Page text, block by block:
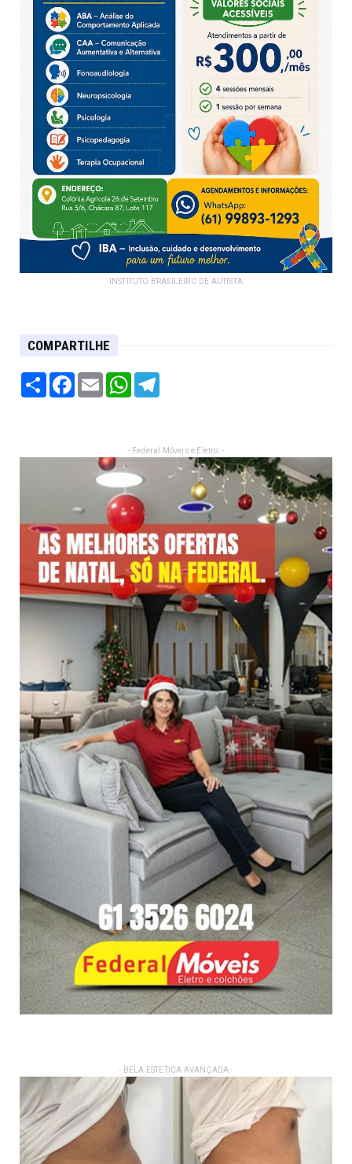
INSTITUTO BRASILEIRO DE AUTISTA
COMPARTILHE
Share Facebook
Email WhatsApp
- Federal Móveis e Eletro: -
- BELA ESTETICA AVANÇADA -